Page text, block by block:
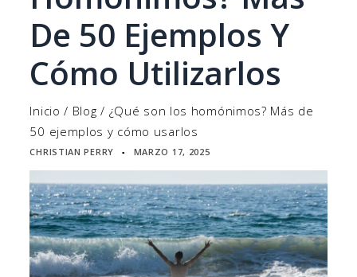
De 50 Ejemplos Y
Cómo Utilizarlos
Inicio / Blog / ¿Qué son los homónimos? Más de
50 ejemplos y cómo usarlos
CHRISTIAN PERRY ▪ MARZO 17, 2025